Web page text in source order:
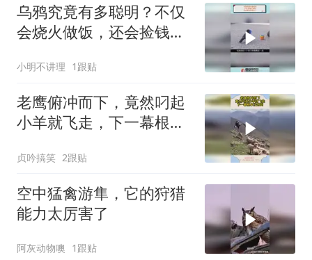
乌鸦究竟有多聪明？不仅
会烧火做饭，还会捡钱养
小明不讲理 1跟贴
老鹰俯冲而下，竟然叼起
小羊就飞走，下一幕根本
贞吟搞笑 2跟贴
空中猛禽游隼，它的狩猎
能力太厉害了
阿灰动物噢 1跟贴